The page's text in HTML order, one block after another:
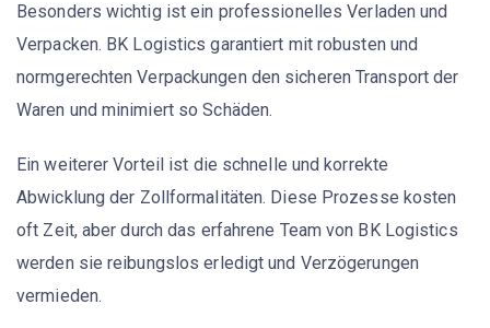
Besonders wichtig ist ein professionellesVerladen und
Verpacken. BK Logistics garantiert mit robusten und
normgerechten Verpackungen den sicheren Transport der
Waren und minimiert so Schäden.
Ein weiterer Vorteil ist die schnelle und korrekte
Abwicklung der Zollformalitäten. Diese Prozesse kosten
oft Zeit, aber durch das erfahrene Team von BK Logistics
werden sie reibungslos erledigt und Verzögerungen
vermieden.